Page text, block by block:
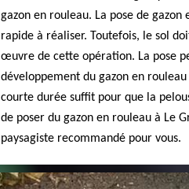
gazon en rouleau. La pose de
rapide à réaliser. Toutefois, le sol
œuvre de cette opération. La pose
développement du gazon en
courte durée suffit pour que la
de poser du gazon en rouleau à Le
paysagiste recommandé pour vous.